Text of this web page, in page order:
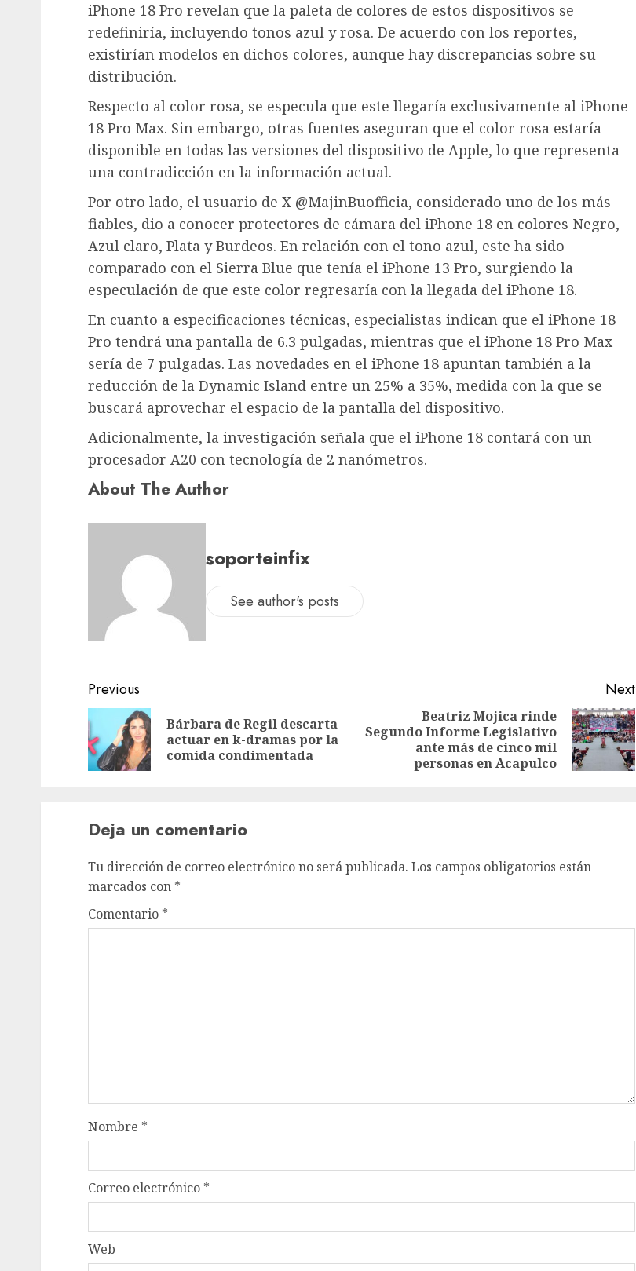
iPhone 18 Pro revelan que la paleta de colores de estos dispositivos se
redefiniría, incluyendo tonos azul y rosa. De acuerdo con los reportes,
existirían modelos en dichos colores, aunque hay discrepancias sobre su
distribución.
Respecto al color rosa, se especula que este llegaría exclusivamente al iPhone
18 Pro Max. Sin embargo, otras fuentes aseguran que el color rosa estaría
disponible en todas las versiones del dispositivo de Apple, lo que representa
una contradicción en la información actual.
Por otro lado, el usuario de X @MajinBuofficia, considerado uno de los más
fiables, dio a conocer protectores de cámara del iPhone 18 en colores Negro,
Azul claro, Plata y Burdeos. En relación con el tono azul, este ha sido
comparado con el Sierra Blue que tenía el iPhone 13 Pro, surgiendo la
especulación de que este color regresaría con la llegada del iPhone 18.
En cuanto a especificaciones técnicas, especialistas indican que el iPhone 18
Pro tendrá una pantalla de 6.3 pulgadas, mientras que el iPhone 18 Pro Max
sería de 7 pulgadas. Las novedades en el iPhone 18 apuntan también a la
reducción de la Dynamic Island entre un 25% a 35%, medida con la que se
buscará aprovechar el espacio de la pantalla del dispositivo.
Adicionalmente, la investigación señala que el iPhone 18 contará con un
procesador A20 con tecnología de 2 nanómetros.
About The Author
soporteinfix
See author's posts
Previous
Bárbara de Regil descarta
actuar en k-dramas por la
comida condimentada
Next
Beatriz Mojica rinde
Segundo Informe Legislativo
ante más de cinco mil
personas en Acapulco
Deja un comentario
Tu dirección de correo electrónico no será publicada. Los campos obligatorios están
marcados con *
Comentario *
Nombre *
Correo electrónico *
Web